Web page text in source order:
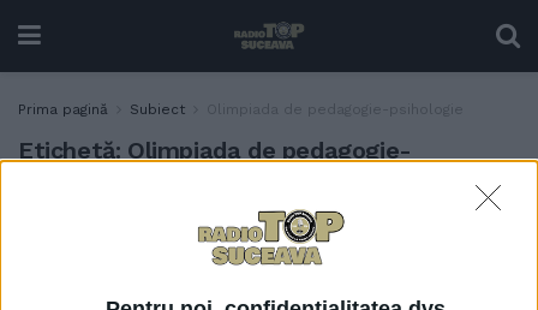
Prima pagină Subiect Olimpiada de pedagogie-psihologie
Etichetă: Olimpiada de pedagogie-
Elevele sucevene, două
premii și o mențiune la